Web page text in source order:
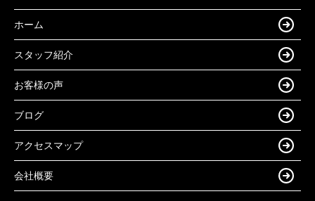
ホーム
スタッフ紹介
お客様の声
ブログ
アクセスマップ
会社概要